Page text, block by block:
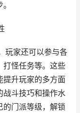
玩家还可以参与各
打怪任务等。这些
提升玩家的多方面
战斗技巧和操作水
的门派等级，解锁